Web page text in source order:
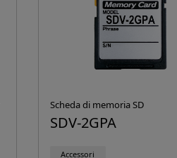
Scheda di memoria SD
SDV-2GPA
Accessori